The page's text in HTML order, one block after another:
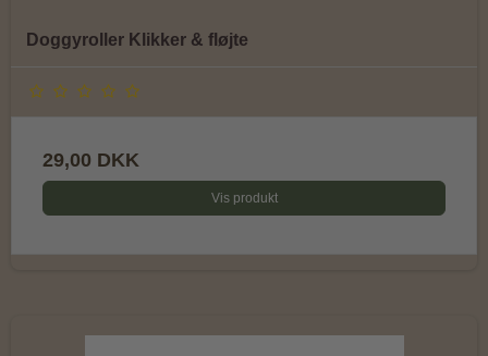
Doggyroller Klikker & fløjte
29,00 DKK
Vis produkt